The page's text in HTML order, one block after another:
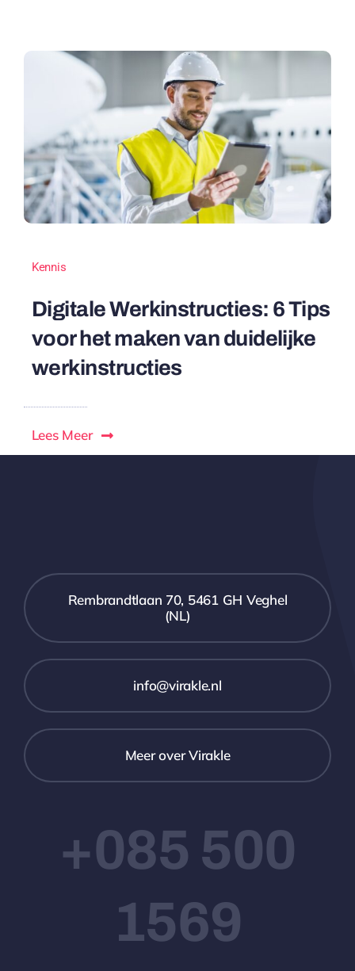
Kennis
Digitale Werkinstructies: 6 Tips
voor het maken van duidelijke
werkinstructies
Lees Meer
Rembrandtlaan 70, 5461 GH Veghel
(NL)
info@virakle.nl
Meer over Virakle
+085 500
1569